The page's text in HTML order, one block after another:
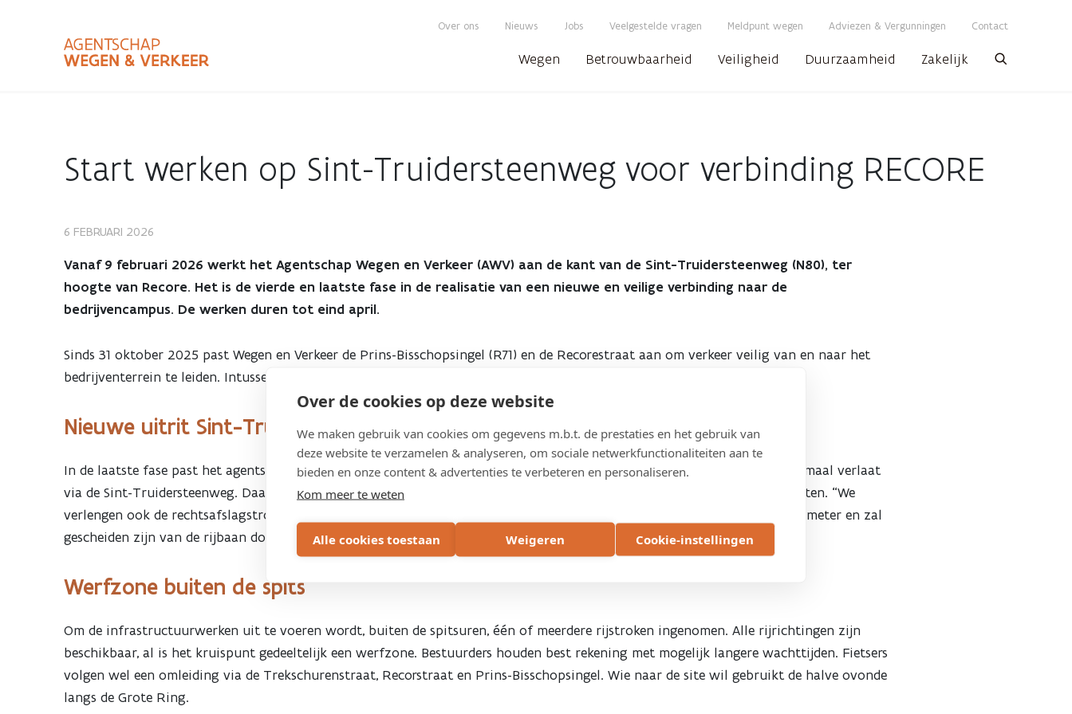
Over de cookies op deze website
We maken gebruik van cookies om gegevens m.b.t. de prestaties en het gebruik van
deze website te verzamelen & analyseren, om sociale netwerkfunctionaliteiten aan te
bieden en onze content & advertenties te verbeteren en personaliseren.
Kom meer te weten
Alle cookies toestaan Weigeren Cookie-instellingen
Over ons Nieuws Jobs Veelgestelde vragen Meldpunt wegen Adviezen & Vergunningen Contact
Wegen Betrouwbaarheid Veiligheid Duurzaamheid Zakelijk
Zoekbalk
Start werken op Sint-Truidersteenweg voor verbinding RECORE
Start
werken
Sint-
Truidersteenweg
voor
verbinding
RECORE
6 FEBRUARI 2026
Vanaf 9 februari 2026 werkt het Agentschap Wegen en Verkeer (AWV) aan de kant van de Sint-Truidersteenweg (N80), ter
hoogte van Recore. Het is de vierde en laatste fase in de realisatie van een nieuwe en veilige verbinding naar de
bedrijvencampus. De werken duren tot eind april.
Sinds 31 oktober 2025 past Wegen en Verkeer de Prins-Bisschopsingel (R71) en de Recorestraat aan om verkeer veilig van en naar het
bedrijventerrein te leiden. Intussen ligt er een nieuwe afslagstrook op de Grote Ring en een halve ovonde op het terrein.
Nieuwe uitrit Sint-Truidersteenweg
In de laatste fase past het agentschap de Sint-Truidersteenweg aan. Het is de bedoeling dat uitgaand verkeer de site maximaal verlaat
via de Sint-Truidersteenweg. Daar kan het zich in alle rijrichtingen begeven. Dat verkeer wordt geregeld door verkeerslichten. “We
verlengen ook de rechtsafslagstrook van de steenweg naar de Grote Ring. Het bestaande fietspad verbreden we naar drie meter en zal
gescheiden zijn van de rijbaan door een groenstrook,” klinkt het.
Werfzone buiten de spits
Om de infrastructuurwerken uit te voeren wordt, buiten de spitsuren, één of meerdere rijstroken ingenomen. Alle rijrichtingen zijn
beschikbaar, al is het kruispunt gedeeltelijk een werfzone. Bestuurders houden best rekening met mogelijk langere wachttijden. Fietsers
volgen wel een omleiding via de Trekschurenstraat, Recorstraat en Prins-Bisschopsingel. Wie naar de site wil gebruikt de halve ovonde
langs de Grote Ring.